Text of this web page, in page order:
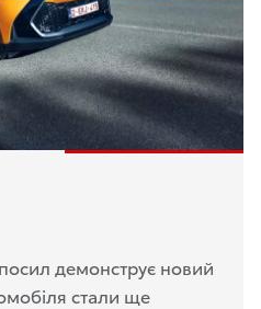
демонструє новий
стали ще